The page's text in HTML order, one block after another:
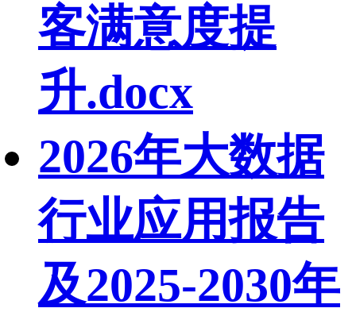
客满意度提
升.docx
2026年大数据
行业应用报告
及2025-2030年